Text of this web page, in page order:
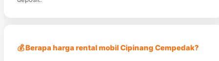
💰 Berapa harga rental mobil Cipinang Cempedak?